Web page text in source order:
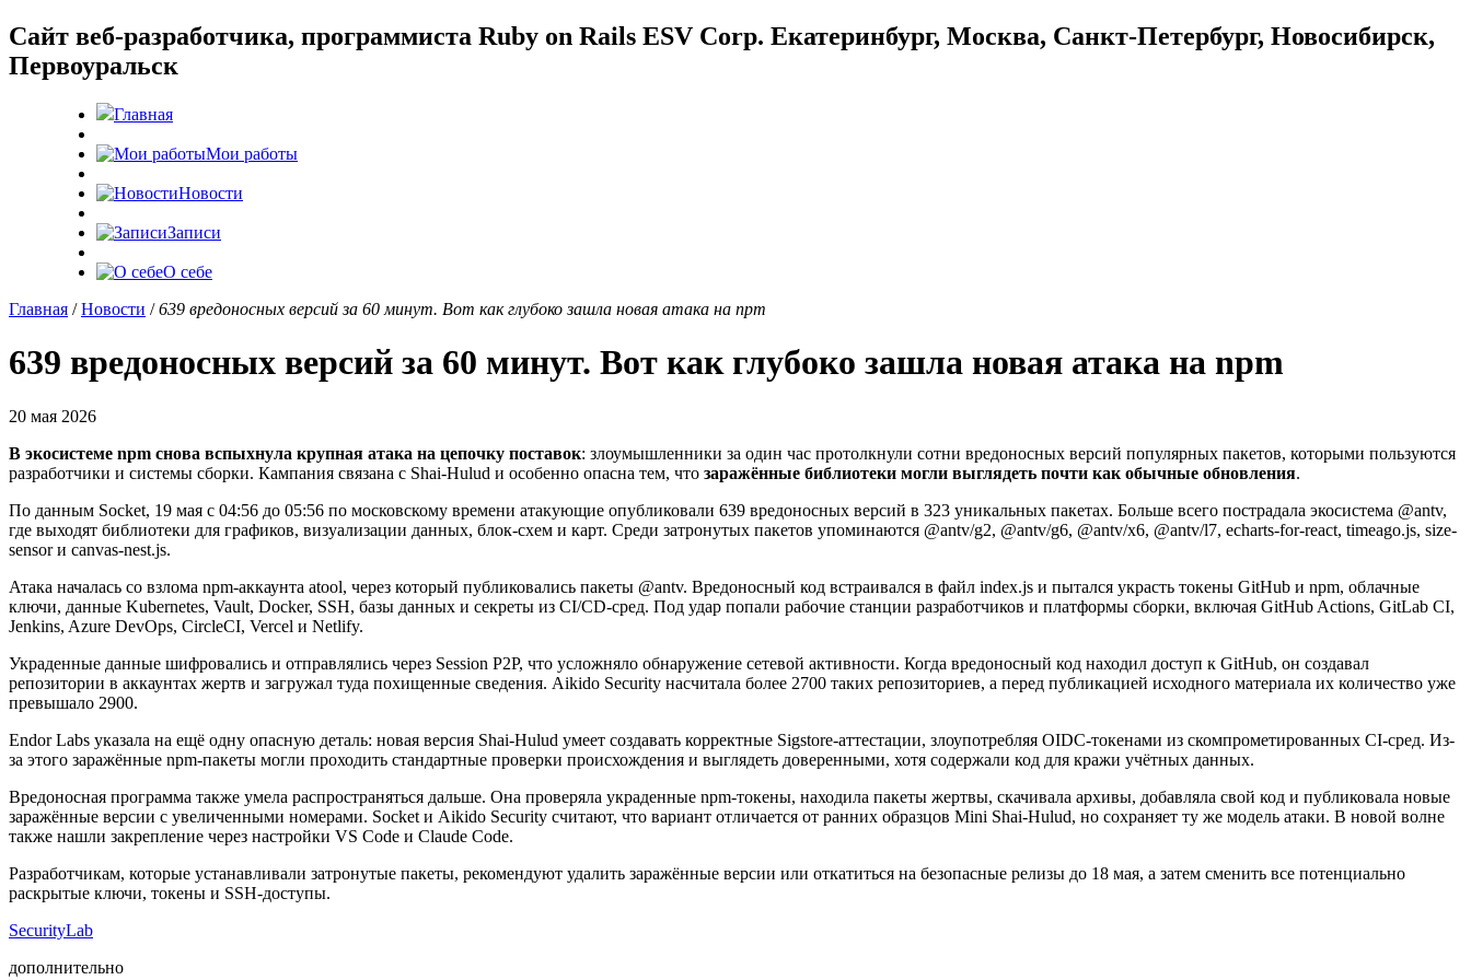
Cайт веб-разработчика, программиста Ruby on Rails ESV Corp. Екатеринбург, Москва, Санкт-Петербург, Новосибирск,
Первоуральск
Главная
Мои работы
Новости
Записи
О себе
Главная /Новости /639 вредоносных версий за 60 минут. Вот как глубоко зашла новая атака на npm
639 вредоносных версий за 60 минут. Вот как глубоко зашла новая атака на npm
20 мая 2026
В экосистеме npm снова вспыхнула крупная атака на цепочку поставок: злоумышленники за один час протолкнули сотни вредоносных версий популярных пакетов, которыми пользуются
разработчики и системы сборки. Кампания связана с Shai-Hulud и особенно опасна тем, что заражённые библиотеки могли выглядеть почти как обычные обновления.
По данным Socket, 19 мая с 04:56 до 05:56 по московскому времени атакующие опубликовали 639 вредоносных версий в 323 уникальных пакетах. Больше всего пострадала экосистема @antv,
где выходят библиотеки для графиков, визуализации данных, блок-схем и карт. Среди затронутых пакетов упоминаются @antv/g2, @antv/g6, @antv/x6, @antv/l7, echarts-for-react, timeago.js, size-
sensor и canvas-nest.js.
Атака началась со взлома npm-аккаунта atool, через который публиковались пакеты @antv. Вредоносный код встраивался в файл index.js и пытался украсть токены GitHub и npm, облачные
ключи, данные Kubernetes, Vault, Docker, SSH, базы данных и секреты из CI/CD-сред. Под удар попали рабочие станции разработчиков и платформы сборки, включая GitHub Actions, GitLab CI,
Jenkins, Azure DevOps, CircleCI, Vercel и Netlify.
Украденные данные шифровались и отправлялись через Session P2P, что усложняло обнаружение сетевой активности. Когда вредоносный код находил доступ к GitHub, он создавал
репозитории в аккаунтах жертв и загружал туда похищенные сведения. Aikido Security насчитала более 2700 таких репозиториев, а перед публикацией исходного материала их количество уже
превышало 2900.
Endor Labs указала на ещё одну опасную деталь: новая версия Shai-Hulud умеет создавать корректные Sigstore-аттестации, злоупотребляя OIDC-токенами из скомпрометированных CI-сред. Из-
за этого заражённые npm-пакеты могли проходить стандартные проверки происхождения и выглядеть доверенными, хотя содержали код для кражи учётных данных.
Вредоносная программа также умела распространяться дальше. Она проверяла украденные npm-токены, находила пакеты жертвы, скачивала архивы, добавляла свой код и публиковала новые
заражённые версии с увеличенными номерами. Socket и Aikido Security считают, что вариант отличается от ранних образцов Mini Shai-Hulud, но сохраняет ту же модель атаки. В новой волне
также нашли закрепление через настройки VS Code и Claude Code.
Разработчикам, которые устанавливали затронутые пакеты, рекомендуют удалить заражённые версии или откатиться на безопасные релизы до 18 мая, а затем сменить все потенциально
раскрытые ключи, токены и SSH-доступы.
SecurityLab
дополнительно